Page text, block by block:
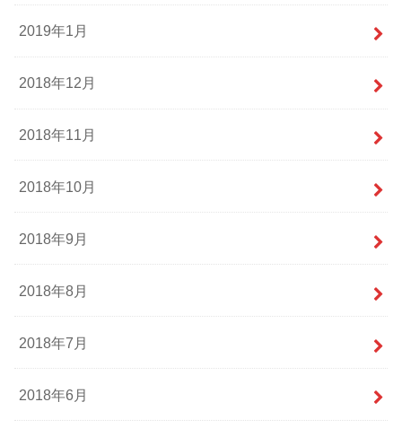
2019年1月
2018年12月
2018年11月
2018年10月
2018年9月
2018年8月
2018年7月
2018年6月